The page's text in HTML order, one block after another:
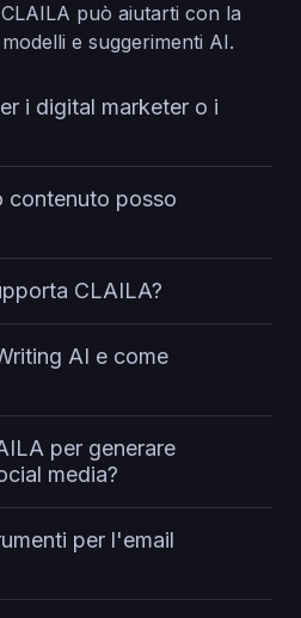
può aiutarti con la
e suggerimenti AI.
i digital marketer o i
contenuto posso
CLAILA?
AI e come
per generare
media?
per l'email